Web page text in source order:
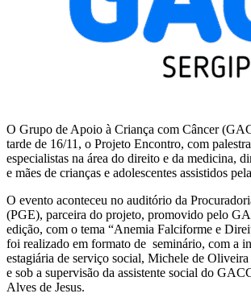
O Grupo de Apoio à Criança com Câncer
tarde de 16/11, o Projeto Encontro, com
especialistas na área do direito e da medicina,
e mães de crianças e adolescentes assistidos
O evento aconteceu no auditório da
(PGE), parceira do projeto, promovido pelo
edição, com o tema “Anemia Falciforme e
foi realizado em formato de seminário, com a
estagiária de serviço social, Michele de Oliveira
e sob a supervisão da assistente social do
Alves de Jesus.